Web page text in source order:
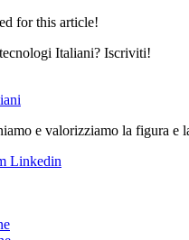
for this article!
Italiani? Iscriviti!
e valorizziamo la figura e
Linkedin